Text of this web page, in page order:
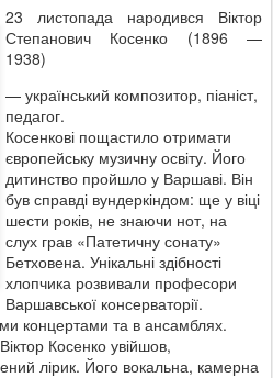
23 листопада народився Віктор
Степанович Косенко (1896 —
1938)
— український композитор, піаніст,
педагог.
Косенкові пощастило отримати
європейську музичну освіту. Його
дитинство пройшло у Варшаві. Він
був справді вундеркіндом: ще у віці
шести років, не знаючи нот, на
слух грав «Патетичну сонату»
Бетховена. Унікальні здібності
хлопчика розвивали професори
Варшавської консерваторії.
концертами та в ансамблях.
Косенко увійшов,
лірик. Його вокальна, камерна